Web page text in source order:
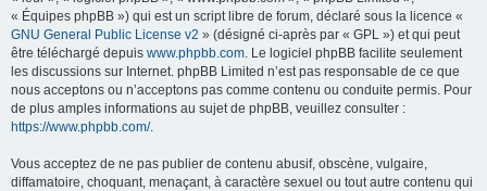
« Équipes phpBB ») qui est un script libre de forum, déclaré sous la licence «
GNU General Public License v2 » (désigné ci-après par « GPL ») et qui peut
être téléchargé depuis www.phpbb.com. Le logiciel phpBB facilite seulement
les discussions sur Internet. phpBB Limited n’est pas responsable de ce que
nous acceptons ou n’acceptons pas comme contenu ou conduite permis. Pour
de plus amples informations au sujet de phpBB, veuillez consulter :
https://www.phpbb.com/.
Vous acceptez de ne pas publier de contenu abusif, obscène, vulgaire,
diffamatoire, choquant, menaçant, à caractère sexuel ou tout autre contenu qui